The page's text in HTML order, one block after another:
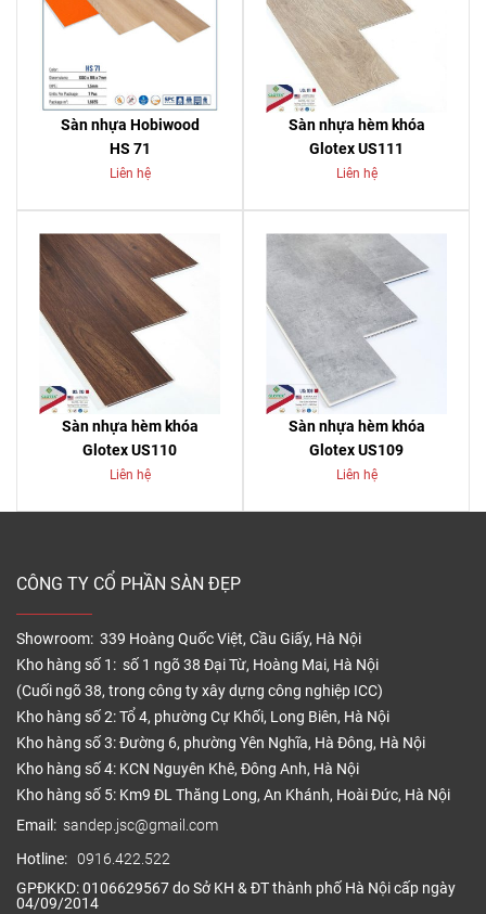
Sàn nhựa Hobiwood
HS 71
Liên hệ
Sàn nhựa hèm khóa
Glotex US111
Liên hệ
Sàn nhựa hèm khóa
Glotex US110
Liên hệ
Sàn nhựa hèm khóa
Glotex US109
Liên hệ
CÔNG TY CỔ PHẦN SÀN ĐẸP
Showroom: 339 Hoàng Quốc Việt, Cầu Giấy, Hà Nội
Kho hàng số 1: số 1 ngõ 38 Đại Từ, Hoàng Mai, Hà Nội
(Cuối ngõ 38, trong công ty xây dựng công nghiệp ICC)
Kho hàng số 2: Tổ 4, phường Cự Khối, Long Biên, Hà Nội
Kho hàng số 3: Đường 6, phường Yên Nghĩa, Hà Đông, Hà Nội
Kho hàng số 4: KCN Nguyên Khê, Đông Anh, Hà Nội
Kho hàng số 5: Km9 ĐL Thăng Long, An Khánh, Hoài Đức, Hà Nội
Email: sandep.jsc@gmail.com
Hotline: 0916.422.522
GPĐKKD: 0106629567 do Sở KH & ĐT thành phố Hà Nội cấp ngày
04/09/2014